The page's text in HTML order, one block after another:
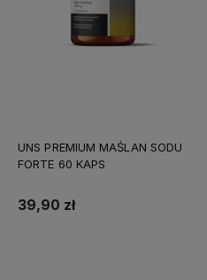
UNS PREMIUM MAŚLAN SODU
FORTE 60 KAPS
39,90 zł